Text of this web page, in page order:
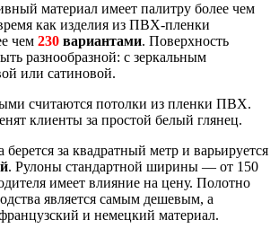
материал имеет палитру более чем
как изделия из ПВХ-пленки
чем 230 вариантами. Поверхность
разнообразной: с зеркальным
или сатиновой.
считаются потолки из пленки ПВХ.
клиенты за простой белый глянец.
за квадратный метр и варьируется
. Рулоны стандартной ширины — от 150
имеет влияние на цену. Полотно
является самым дешевым, а
и немецкий материал.